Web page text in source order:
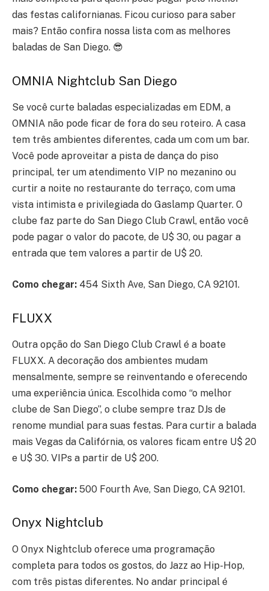
das festas californianas. Ficou curioso para saber
mais? Então confira nossa lista com as melhores
baladas de San Diego. 😎
OMNIA Nightclub San Diego
Se você curte baladas especializadas em EDM, a
OMNIA não pode ficar de fora do seu roteiro. A casa
tem três ambientes diferentes, cada um com um bar.
Você pode aproveitar a pista de dança do piso
principal, ter um atendimento VIP no mezanino ou
curtir a noite no restaurante do terraço, com uma
vista intimista e privilegiada do Gaslamp Quarter. O
clube faz parte do San Diego Club Crawl, então você
pode pagar o valor do pacote, de U$ 30, ou pagar a
entrada que tem valores a partir de U$ 20.
Como chegar: 454 Sixth Ave, San Diego, CA 92101.
FLUXX
Outra opção do San Diego Club Crawl é a boate
FLUXX. A decoração dos ambientes mudam
mensalmente, sempre se reinventando e oferecendo
uma experiência única. Escolhida como “o melhor
clube de San Diego”, o clube sempre traz DJs de
renome mundial para suas festas. Para curtir a balada
mais Vegas da Califórnia, os valores ficam entre U$ 20
e U$ 30. VIPs a partir de U$ 200.
Como chegar: 500 Fourth Ave, San Diego, CA 92101.
Onyx Nightclub
O Onyx Nightclub oferece uma programação
completa para todos os gostos, do Jazz ao Hip-Hop,
com três pistas diferentes. No andar principal é